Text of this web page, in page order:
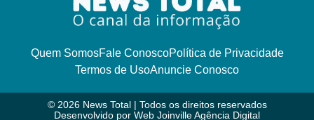
Quem SomosFale ConoscoPolítica de Privacidade
Termos de UsoAnuncie Conosco
© 2026 News Total | Todos os direitos reservados
Desenvolvido por Web Joinville Agência Digital